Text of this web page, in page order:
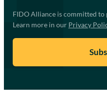
FIDO Alliance is committed
Learn more in our Privacy